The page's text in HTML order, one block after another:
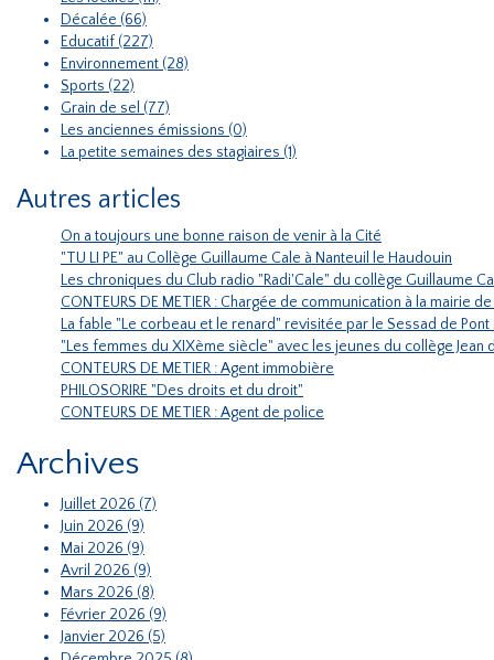
Décalée (66)
Educatif (227)
Environnement (28)
Sports (22)
Grain de sel (77)
Les anciennes émissions (0)
La petite semaines des stagiaires (1)
Autres articles
On a toujours une bonne raison de venir à la Cité
"TU LI PE" au Collège Guillaume Cale à Nanteuil le Haudouin
Les chroniques du Club radio "Radi'Cale" du collège Guillaume
CONTEURS DE METIER : Chargée de communication à la mairie
La fable "Le corbeau et le renard" revisitée par le Sessad de Pont
"Les femmes du XIXème siècle" avec les jeunes du collège Jean
CONTEURS DE METIER : Agent immobière
PHILOSORIRE "Des droits et du droit"
CONTEURS DE METIER : Agent de police
Archives
Juillet 2026 (7)
Juin 2026 (9)
Mai 2026 (9)
Avril 2026 (9)
Mars 2026 (8)
Février 2026 (9)
Janvier 2026 (5)